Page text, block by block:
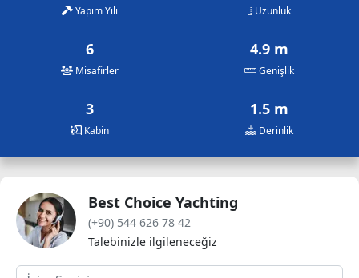
Yapım Yılı Uzunluk
6
Misafirler
4.9 m
Genişlik
3
Kabin
1.5 m
Derinlik
Best Choice Yachting
(+90) 544 626 78 42
Talebinizle ilgileneceğiz